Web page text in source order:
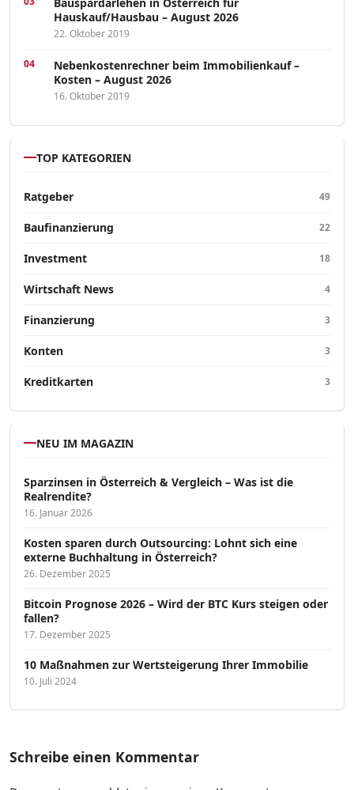
Hauskauf/Hausbau – August 2026
22. Oktober 2019
Nebenkostenrechner beim Immobilienkauf –
Kosten – August 2026
16. Oktober 2019
TOP KATEGORIEN
Ratgeber 49
Baufinanzierung 22
Investment 18
Wirtschaft News 4
Finanzierung 3
Konten 3
Kreditkarten 3
NEU IM MAGAZIN
Sparzinsen in Österreich & Vergleich – Was ist die
Realrendite?
16. Januar 2026
Kosten sparen durch Outsourcing: Lohnt sich eine
externe Buchhaltung in Österreich?
26. Dezember 2025
Bitcoin Prognose 2026 – Wird der BTC Kurs steigen oder
fallen?
17. Dezember 2025
10 Maßnahmen zur Wertsteigerung Ihrer Immobilie
10. Juli 2024
Schreibe einen Kommentar